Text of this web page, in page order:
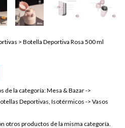
> Botella Deportiva Rosa 500 ml
de la categoría: Mesa & Bazar ->
Deportivas, Isotérmicos -> Vasos
otros productos de la misma categoría.